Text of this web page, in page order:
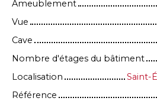
Ameublement
Vue
Cave
Nombre d'étages du bâtiment
Localisation
Saint-
Référence